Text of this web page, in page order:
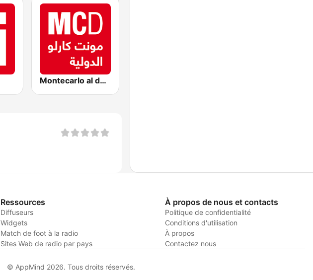
Montecarlo al doualiya (مونت كارلو الدولية)
Ressources
Diffuseurs
Widgets
Match de foot à la radio
Sites Web de radio par pays
À propos de nous et contacts
Politique de confidentialité
Conditions d'utilisation
À propos
Contactez nous
© AppMind 2026. Tous droits réservés.